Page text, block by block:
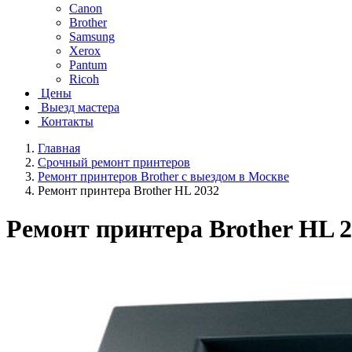
Canon
Brother
Samsung
Xerox
Pantum
Ricoh
Цены
Выезд мастера
Контакты
Главная
Срочный ремонт принтеров
Ремонт принтеров Brother с выездом в Москве
Ремонт принтера Brother HL 2032
Ремонт принтера Brother HL